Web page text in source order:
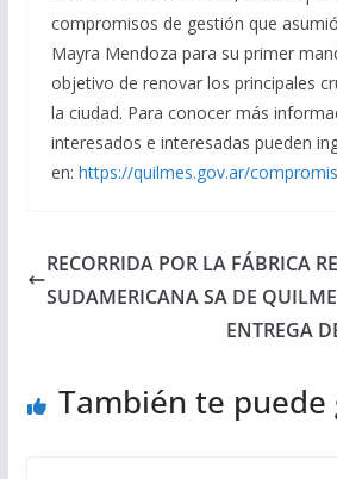
compromisos de gestión que
Mayra Mendoza para su primer
objetivo de renovar los principales
la ciudad. Para conocer más
interesados e interesadas pueden
en: https://quilmes.gov.ar/
RECORRIDA POR LA FÁBRICA
SUDAMERICANA SA DE
ENTREGA
También te puede